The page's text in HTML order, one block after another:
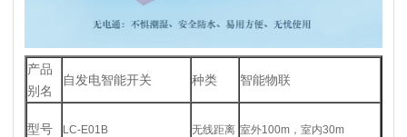
产品
别名
自发电智能开关 种类 智能物联
型号 LC-E01B 无线距离 室外100m，室内30m